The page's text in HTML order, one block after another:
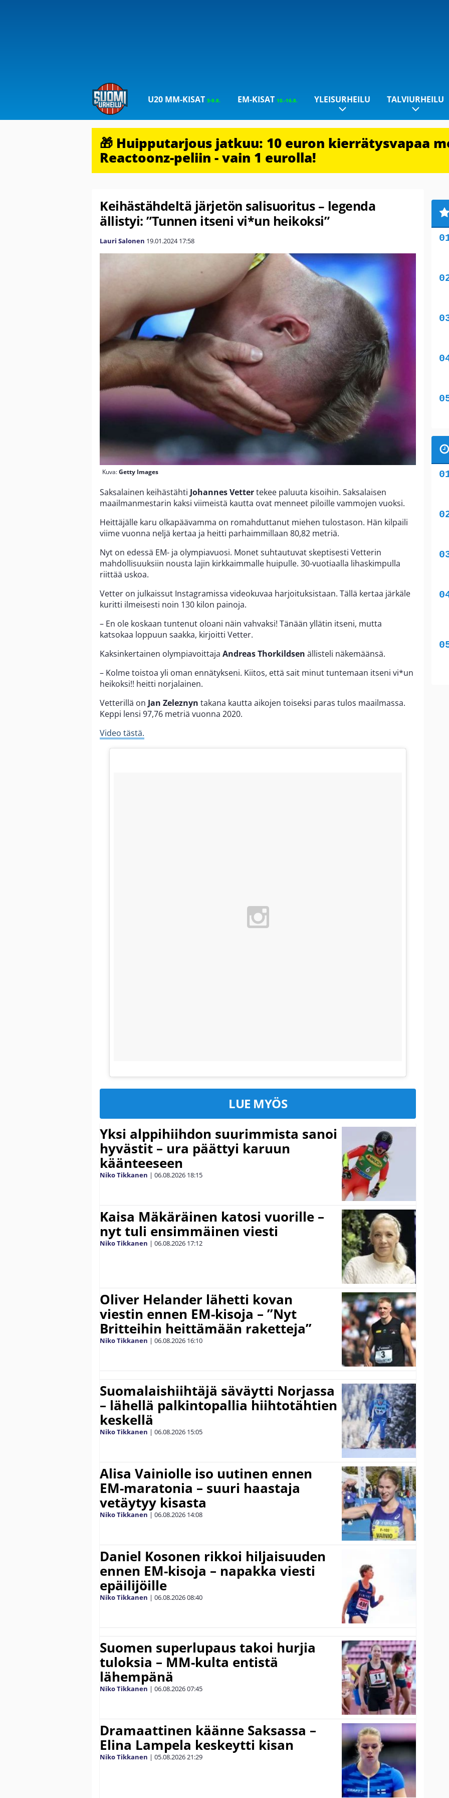
U20 MM-KISAT5-9.8. EM-KISAT 10.-16.8. YLEISURHEILU TALVIURHEILU
🎁 Huipputarjous jatkuu: 10 euron kierrätysvapaa
Reactoonz-peliin - vain 1 eurolla!
Keihästähdeltä järjetön salisuoritus – legenda
ällistyi: ”Tunnen itseni vi*un heikoksi”
Lauri Salonen 19.01.2024 17:58
Kuva:Getty Images
Saksalainen keihästähti Johannes Vettertekee paluuta kisoihin. Saksalaisen
maailmanmestarin kaksi viimeistä kautta ovat menneet piloille vammojen vuoksi.
Heittäjälle karu olkapäävamma on romahduttanut miehen tulostason. Hän kilpaili
viime vuonna neljä kertaa ja heitti parhaimmillaan 80,82 metriä.
Nyt on edessä EM- ja olympiavuosi. Monet suhtautuvat skeptisesti Vetterin
mahdollisuuksiin nousta lajin kirkkaimmalle huipulle. 30-vuotiaalla lihaskimpulla
riittää uskoa.
Vetter on julkaissut Instagramissa videokuvaa harjoituksistaan. Tällä kertaa järkäle
kuritti ilmeisesti noin 130 kilon painoja.
– En ole koskaan tuntenut oloani näin vahvaksi! Tänään yllätin itseni, mutta
katsokaa loppuun saakka, kirjoitti Vetter.
Kaksinkertainen olympiavoittaja Andreas Thorkildsen ällisteli näkemäänsä.
– Kolme toistoa yli oman ennätykseni. Kiitos, että sait minut tuntemaan itseni vi*un
heikoksi!! heitti norjalainen.
Vetterillä on Jan Zeleznyn takana kautta aikojen toiseksi paras tulos maailmassa.
Keppi lensi 97,76 metriä vuonna 2020.
Video tästä.
LUE MYÖS
Yksi alppihiihdon suurimmista sanoi
hyvästit – ura päättyi karuun
käänteeseen
Niko Tikkanen | 06.08.2026 18:15
Kaisa Mäkäräinen katosi vuorille –
nyt tuli ensimmäinen viesti
Niko Tikkanen | 06.08.2026 17:12
Oliver Helander lähetti kovan
viestin ennen EM-kisoja – ”Nyt
Britteihin heittämään raketteja”
Niko Tikkanen | 06.08.2026 16:10
Suomalaishiihtäjä säväytti Norjassa
– lähellä palkintopallia hiihtotähtien
keskellä
Niko Tikkanen | 06.08.2026 15:05
Alisa Vainiolle iso uutinen ennen
EM-maratonia – suuri haastaja
vetäytyy kisasta
Niko Tikkanen | 06.08.2026 14:08
Daniel Kosonen rikkoi hiljaisuuden
ennen EM-kisoja – napakka viesti
epäilijöille
Niko Tikkanen | 06.08.202608:40
Suomen superlupaus takoi hurjia
tuloksia – MM-kulta entistä
lähempänä
Niko Tikkanen | 06.08.202607:45
Dramaattinen käänne Saksassa –
Elina Lampela keskeytti kisan
Niko Tikkanen | 05.08.202621:29